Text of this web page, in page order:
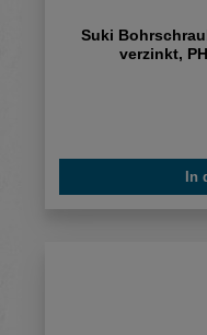
Suki
verzinkt,
In